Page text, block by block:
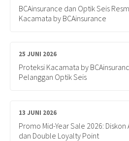
BCAinsurance dan Optik Seis
Kacamata by BCAinsurance
25 JUNI 2026
Proteksi Kacamata by
Pelanggan Optik Seis
13 JUNI 2026
Promo Mid-Year Sale 2026: Diskon
dan Double Loyalty Point